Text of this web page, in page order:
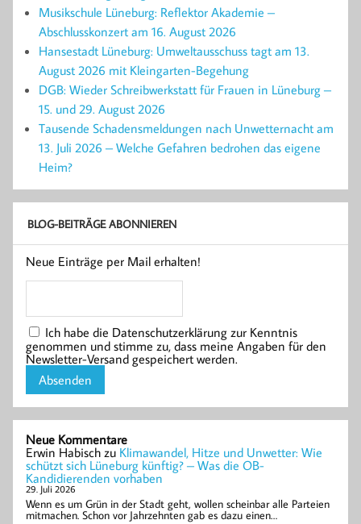
Musikschule Lüneburg: Reflektor Akademie –
Abschlusskonzert am 16. August 2026
Hansestadt Lüneburg: Umweltausschuss tagt am 13.
August 2026 mit Kleingarten-Begehung
DGB: Wieder Schreibwerkstatt für Frauen in Lüneburg –
15. und 29. August 2026
Tausende Schadensmeldungen nach Unwetternacht am
13. Juli 2026 – Welche Gefahren bedrohen das eigene
Heim?
BLOG-BEITRÄGE ABONNIEREN
Neue Einträge per Mail erhalten!
Ich habe die Datenschutzerklärung zur Kenntnis
genommen und stimme zu, dass meine Angaben für den
Newsletter-Versand gespeichert werden.
Neue Kommentare
Erwin Habisch zu Klimawandel, Hitze und Unwetter: Wie
schützt sich Lüneburg künftig? – Was die OB-
Kandidierenden vorhaben
29. Juli 2026
Wenn es um Grün in der Stadt geht, wollen scheinbar alle Parteien
mitmachen. Schon vor Jahrzehnten gab es dazu einen…